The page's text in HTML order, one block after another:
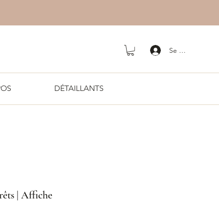
DÉTAILLANTS
Se connecter
| Affiche